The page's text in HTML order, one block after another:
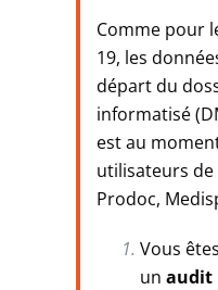
Comme pour
19, les
départ du
informatisé
est au
utilisateurs de
Prodoc,
Vous
un audit